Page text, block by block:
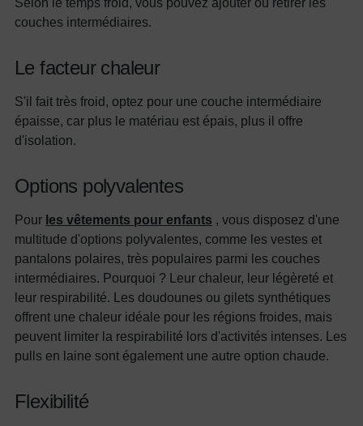
couches intermédiaires.
Le facteur chaleur
S'il fait très froid, optez pour une couche intermédiaire
épaisse, car plus le matériau est épais, plus il offre
d'isolation.
Options polyvalentes
Pour les vêtements pour enfants , vous disposez d'une
multitude d'options polyvalentes, comme les vestes et
pantalons polaires, très populaires parmi les couches
intermédiaires. Pourquoi ? Leur chaleur, leur légèreté et
leur respirabilité. Les doudounes ou gilets synthétiques
offrent une chaleur idéale pour les régions froides, mais
peuvent limiter la respirabilité lors d'activités intenses. Les
pulls en laine sont également une autre option chaude.
Flexibilité